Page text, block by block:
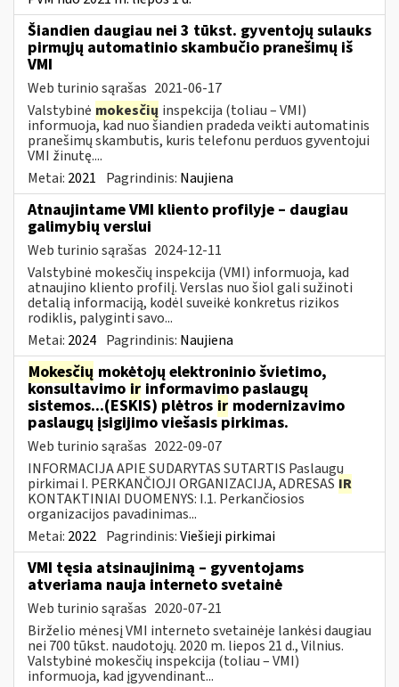
Šiandien daugiau nei 3 tūkst. gyventojų sulauks
pirmųjų automatinio skambučio pranešimų iš
VMI
Web turinio sąrašas 2021-06-17
Valstybinė mokesčių inspekcija (toliau – VMI)
informuoja, kad nuo šiandien pradeda veikti automatinis
pranešimų skambutis, kuris telefonu perduos gyventojui
VMI žinutę....
Metai: 2021 Pagrindinis: Naujiena
Atnaujintame VMI kliento profilyje – daugiau
galimybių verslui
Web turinio sąrašas 2024-12-11
Valstybinė mokesčių inspekcija (VMI) informuoja, kad
atnaujino kliento profilį. Verslas nuo šiol gali sužinoti
detalią informaciją, kodėl suveikė konkretus rizikos
rodiklis, palyginti savo...
Metai: 2024 Pagrindinis: Naujiena
Mokesčių mokėtojų elektroninio švietimo,
konsultavimo ir informavimo paslaugų
sistemos...(ESKIS) plėtros ir modernizavimo
paslaugų įsigijimo viešasis pirkimas.
Web turinio sąrašas 2022-09-07
INFORMACIJA APIE SUDARYTAS SUTARTIS Paslaugų
pirkimai I. PERKANČIOJI ORGANIZACIJA, ADRESAS IR
KONTAKTINIAI DUOMENYS: I.1. Perkančiosios
organizacijos pavadinimas...
Metai: 2022 Pagrindinis:Viešieji pirkimai
VMI tęsia atsinaujinimą – gyventojams
atveriama nauja interneto svetainė
Web turinio sąrašas 2020-07-21
Birželio mėnesį VMI interneto svetainėje lankėsi daugiau
nei 700 tūkst. naudotojų. 2020 m. liepos 21 d., Vilnius.
Valstybinė mokesčių inspekcija (toliau – VMI)
informuoja, kad įgyvendinant...